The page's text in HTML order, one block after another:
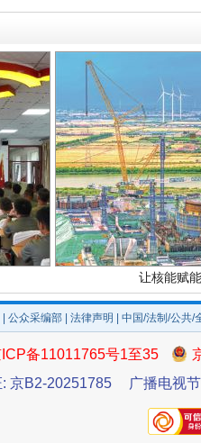
让核能赋
公众采编部 法律声明 | 中国/法制/公共/
备11011765号1至35
: 京B2-20251785
广播电视